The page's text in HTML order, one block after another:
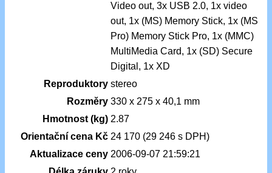
Video out, 3x USB 2.0, 1x video
out, 1x (MS) Memory Stick, 1x (MS
Pro) Memory Stick Pro, 1x (MMC)
MultiMedia Card, 1x (SD) Secure
Digital, 1x XD
Reproduktory stereo
Rozměry 330 x 275 x 40,1 mm
Hmotnost (kg) 2.87
Orientační cena Kč 24 170 (29 246 s DPH)
Aktualizace ceny 2006-09-07 21:59:21